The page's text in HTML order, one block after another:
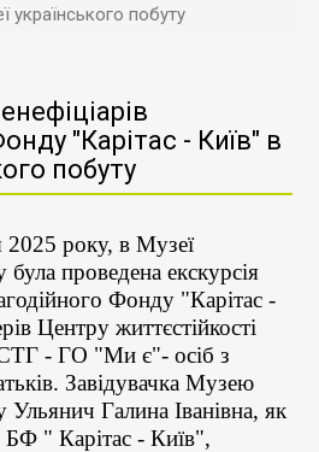
українського побуту
"Карітас - Київ" в
побуту
2025 року, в Музеї
була проведена екскурсія
Фонду "Карітас -
Центру життєстійкості
- ГО "Ми є"- осіб з
Завідувачка Музею
Ульянич Галина Іванівна, як
БФ " Карітас - Київ",